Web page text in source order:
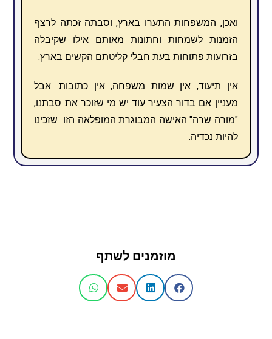
ואכן, המשפחות התערו בארץ, וסבתה זכתה לרצף
הזמנות לשמחות וחתונות מאותם אילו שקיבלה
בזרועות פתוחות בעת חבלי קליטתם הקשים בארץ.
אין תיעוד, אין שמות משפחה, אין כתובות. אבל
מעניין אם בדור הצעיר עוד יש מי שזוכר את סבתנו,
"מורה שרה" האישה המבוגרת המופלאה הזו שזכינו
להיות נכדיה.
מוזמנים לשתף